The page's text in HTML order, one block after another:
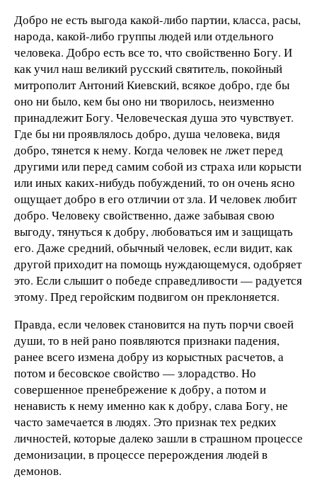
Добро не есть выгода какой-либо партии, класса, расы,
народа, какой-либо группы людей или отдельного
человека. Добро есть все то, что свойственно Богу. И
как учил наш великий русский святитель, покойный
митрополит Антоний Киевский, всякое добро, где бы
оно ни было, кем бы оно ни творилось, неизменно
принадлежит Богу. Человеческая душа это чувствует.
Где бы ни проявлялось добро, душа человека, видя
добро, тянется к нему. Когда человек не лжет перед
другими или перед самим собой из страха или корысти
или иных каких-нибудь побуждений, то он очень ясно
ощущает добро в его отличии от зла. И человек любит
добро. Человеку свойственно, даже забывая свою
выгоду, тянуться к добру, любоваться им и защищать
его. Даже средний, обычный человек, если видит, как
другой приходит на помощь нуждающемуся, одобряет
это. Если слышит о победе справедливости — радуется
этому. Пред геройским подвигом он преклоняется.
Правда, если человек становится на путь порчи своей
души, то в ней рано появляются признаки падения,
ранее всего измена добру из корыстных расчетов, а
потом и бесовское свойство — злорадство. Но
совершенное пренебрежение к добру, а потом и
ненависть к нему именно как к добру, слава Богу, не
часто замечается в людях. Это признак тех редких
личностей, которые далеко зашли в страшном процессе
демонизации, в процессе перерождения людей в
демонов.